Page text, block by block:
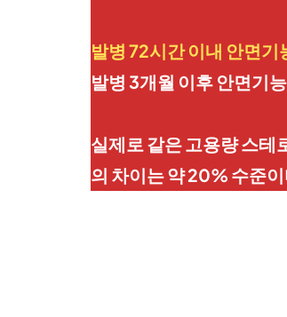
발병 72시간 이내 안면기
발병 3개월 이후 안면기
실제로 같은 고용량 스테
의 차이는 약 20% 수준